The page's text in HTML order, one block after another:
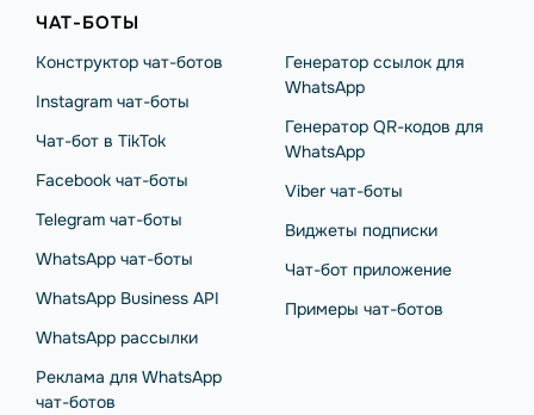
ЧАТ-БОТЫ
Конструктор чат-ботов
Instagram чат-боты
Чат-бот в TikTok
Facebook чат-боты
Telegram чат-боты
WhatsApp чат-боты
WhatsApp Business API
WhatsApp рассылки
Реклама для WhatsApp
чат-ботов
Генератор ссылок для
WhatsApp
Генератор QR-кодов для
WhatsApp
Viber чат-боты
Виджеты подписки
Чат-бот приложение
Примеры чат-ботов